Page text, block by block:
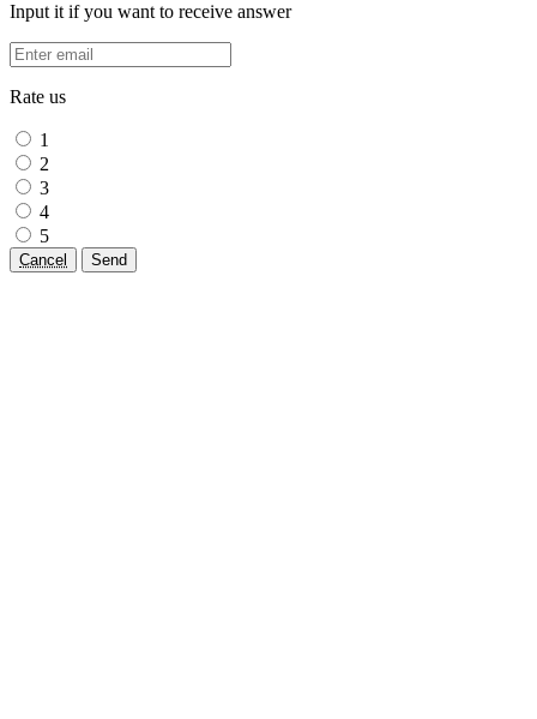
Input it if you want to receive answer
Rate us
1
2
3
4
5
Cancel Send